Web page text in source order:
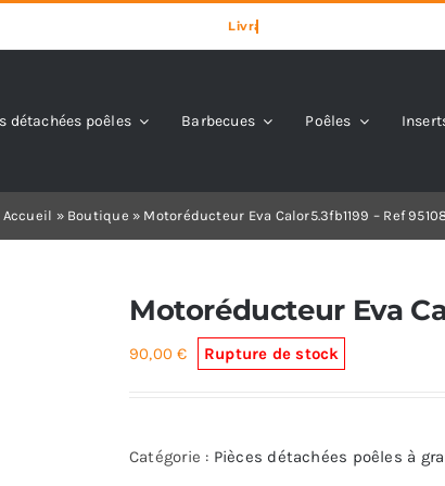
détachées poêles Barbecues Poêles
Accueil » Boutique » Motoréducteur Eva Calor5.3fb1199 – Ref
Motoréducteur Eva
90,00€ Rupture de stock
Catégorie : Pièces détachées poêles à